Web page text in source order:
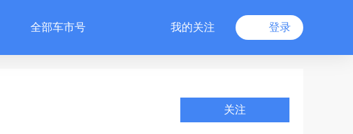
全部车市号 我的关注 登录
关注